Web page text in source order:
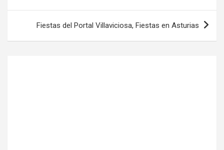
entradas
Fiestas del Portal Villaviciosa, Fiestas en Asturias